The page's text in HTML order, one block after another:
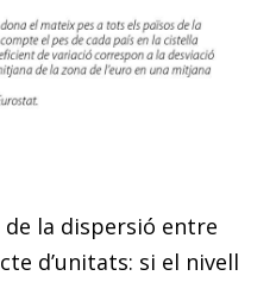
de la dispersió entre
d’unitats: si el nivell